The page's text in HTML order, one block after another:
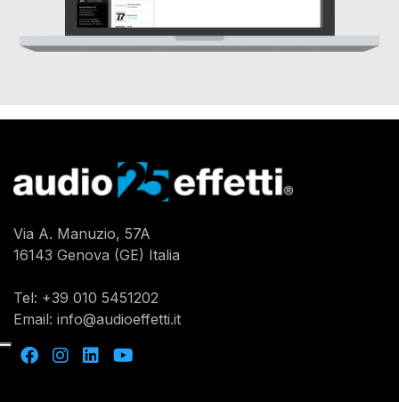
Via A. Manuzio, 57A
16143 Genova (GE) Italia
Tel: +39 010 5451202
Email: info@audioeffetti.it